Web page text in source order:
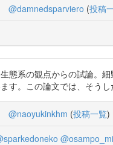
@damnedsparviero (投稿
態系の観点からの試論。
す。この論文では、そう
@naoyukinkhm (投稿一覧)